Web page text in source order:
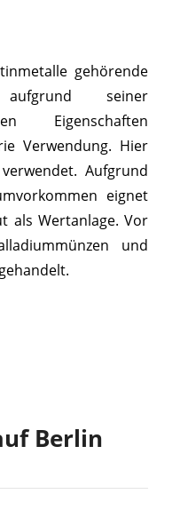
gehörende
seiner
Eigenschaften
Verwendung. Hier
Aufgrund
eignet
als Wertanlage. Vor
und
Berlin